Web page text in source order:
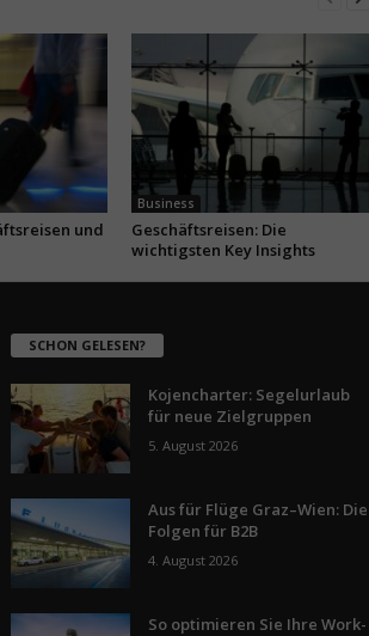
und
Business
Geschäftsreisen: Die
wichtigsten Key Insights
SCHON GELESEN?
Kojencharter: Segelurlaub
für neue Zielgruppen
5. August 2026
Aus für Flüge Graz–Wien: Die
Folgen für B2B
4. August 2026
So optimieren Sie Ihre Work-